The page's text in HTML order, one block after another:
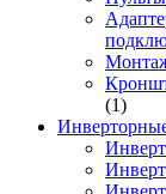
(1)